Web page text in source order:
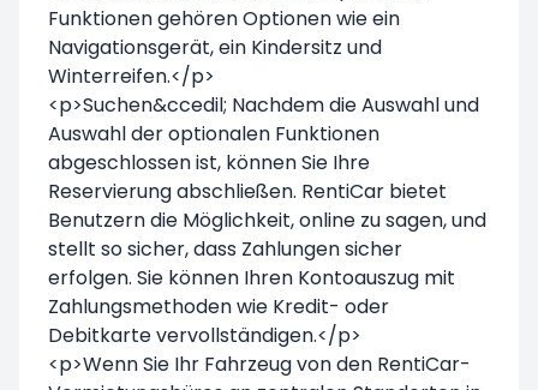
Funktionen gehören Optionen wie ein
Navigationsgerät, ein Kindersitz und
Winterreifen.</p>
<p>Suchen&ccedil; Nachdem die Auswahl und
Auswahl der optionalen Funktionen
abgeschlossen ist, können Sie Ihre
Reservierung abschließen. RentiCar bietet
Benutzern die Möglichkeit, online zu sagen, und
stellt so sicher, dass Zahlungen sicher
erfolgen. Sie können Ihren Kontoauszug mit
Zahlungsmethoden wie Kredit- oder
Debitkarte vervollständigen.</p>
<p>Wenn Sie Ihr Fahrzeug von den RentiCar-